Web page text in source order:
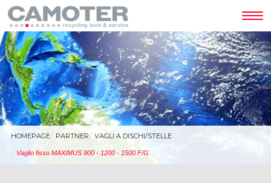
HOMEPAGE PARTNER VAGLI A DISCHI/STELLE
Vaglio fisso MAXIMUS 900 - 1200 - 1500 F/G